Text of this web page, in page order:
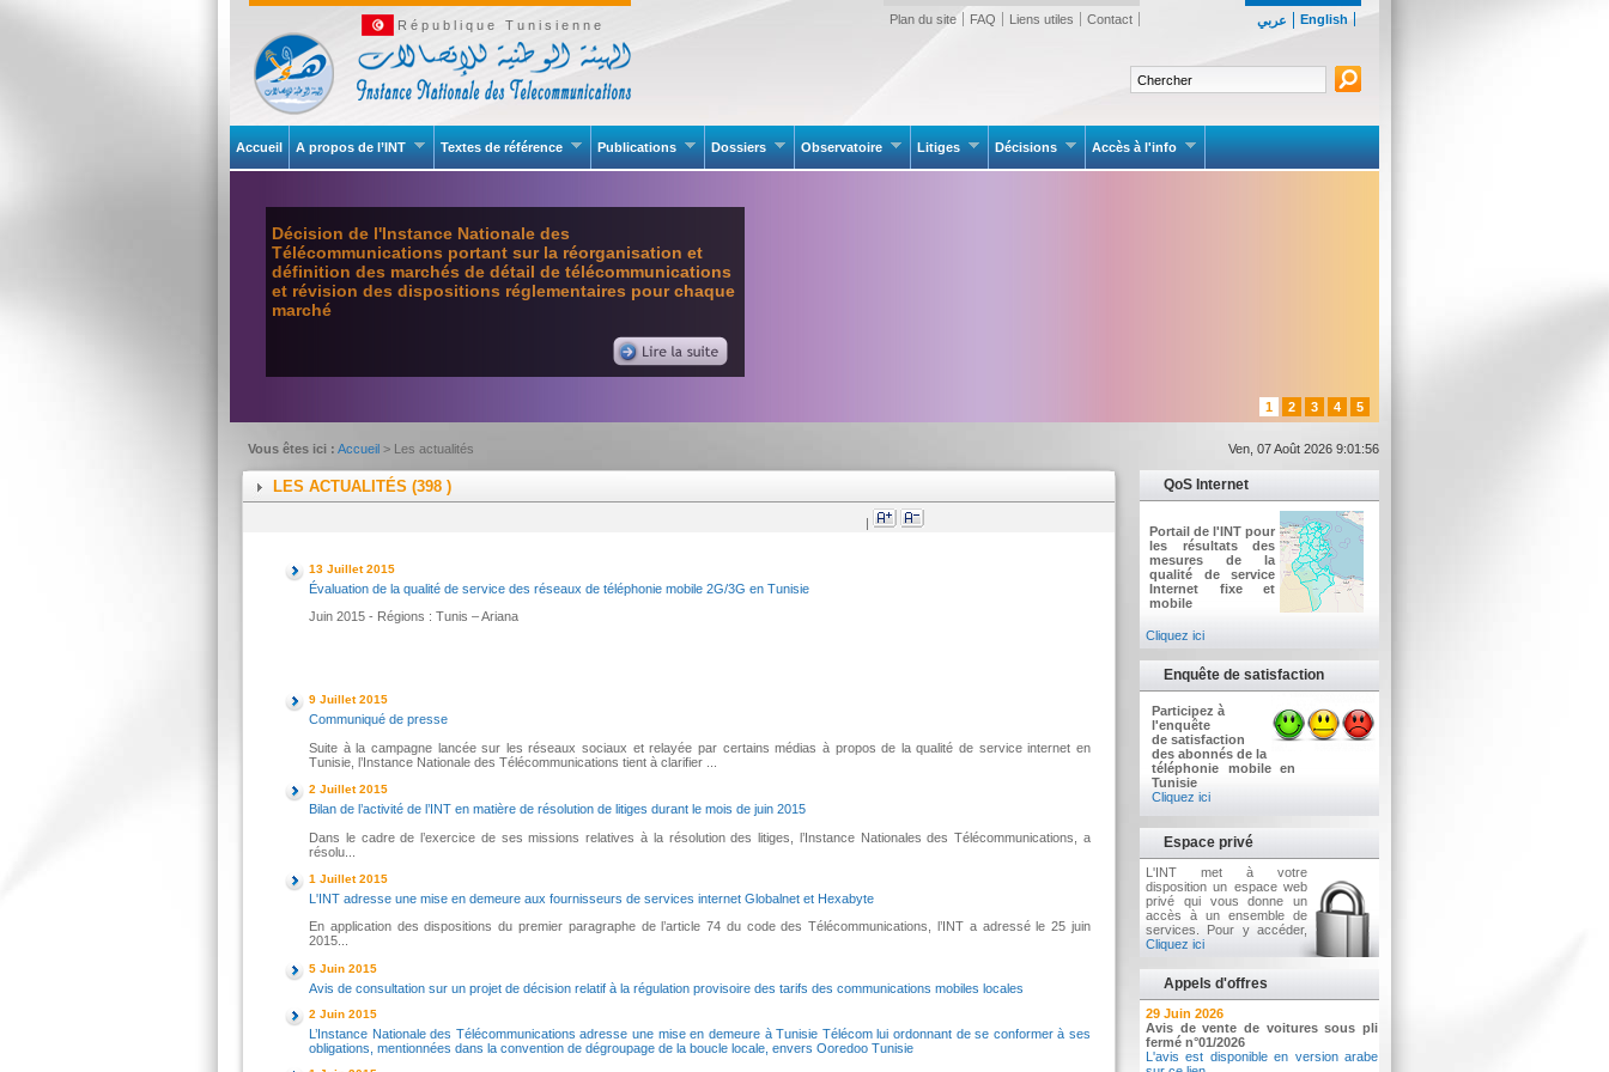
عربي English
Contact
Liens utiles
FAQ
Plan du site
République Tunisienne
Accueil A propos de l’INT Textes de référence Publications Dossiers Observatoire Litiges Décisions Accès à l'info
Décision de l'Instance Nationale des
Télécommunications portant sur la réorganisation et
définition des marchés de détail de télécommunications
et révision des dispositions réglementaires pour chaque
marché
1 2 3 4 5
Vous êtes ici : Accueil > Les actualités Ven, 07 Août 2026 9:01:56
QoS Internet
Portail de l'INT pour
les résultats des
mesures de la
qualité de service
Internet fixe et
mobile
Cliquez ici
Enquête de satisfaction
Participez à
l'enquête
de satisfaction
des abonnés de la
téléphonie mobile en
Tunisie
Cliquez ici
Espace privé
L'INT met à votre
disposition un espace web
privé qui vous donne un
accès à un ensemble de
services. Pour y accéder,
Cliquez ici
Appels d'offres
2 Juillet 2026
Avis d'appel d'offres n°3/2026
Acquisition d’équipements informatiques
29 Juin 2026
Avis de vente de voitures sous pli
fermé n°01/2026
L'avis est disponible en version arabe
LES ACTUALITÉS (398 )
|
13 Juillet 2015
Évaluation de la qualité de service des réseaux de téléphonie mobile 2G/3G en Tunisie
Juin 2015 - Régions : Tunis – Ariana
9 Juillet 2015
Communiqué de presse
Suite à la campagne lancée sur les réseaux sociaux et relayée par certains médias à propos de la qualité de service internet en
Tunisie, l’Instance Nationale des Télécommunications tient à clarifier ...
2 Juillet 2015
Bilan de l’activité de l’INT en matière de résolution de litiges durant le mois de juin 2015
Dans le cadre de l’exercice de ses missions relatives à la résolution des litiges, l’Instance Nationales des Télécommunications, a
résolu...
1 Juillet 2015
L'INT adresse une mise en demeure aux fournisseurs de services internet Globalnet et Hexabyte
En application des dispositions du premier paragraphe de l’article 74 du code des Télécommunications, l’INT a adressé le 25 juin
2015...
5 Juin 2015
Avis de consultation sur un projet de décision relatif à la régulation provisoire des tarifs des communications mobiles locales
2 Juin 2015
L’Instance Nationale des Télécommunications adresse une mise en demeure à Tunisie Télécom lui ordonnant de se conformer à ses
obligations, mentionnées dans la convention de dégroupage de la boucle locale, envers Ooredoo Tunisie